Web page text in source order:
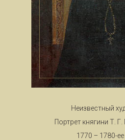
Неизвестный
Портрет княгини Т.
1770 – 1780-ее